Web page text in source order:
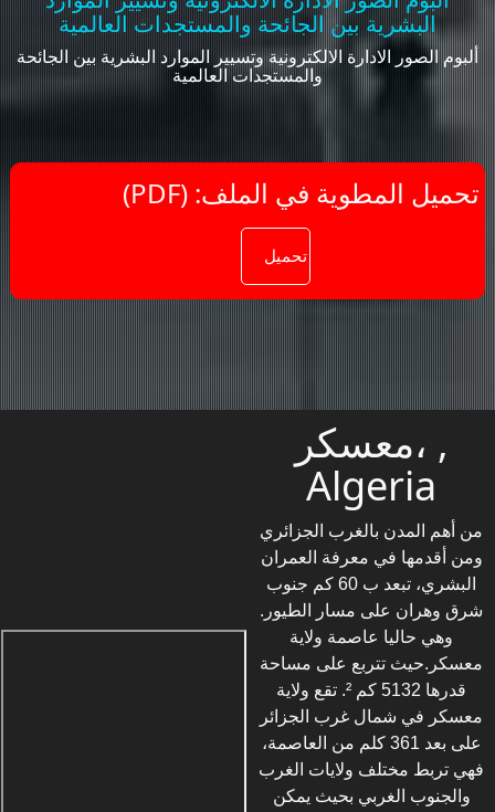
البشرية بين الجائحة والمستجدات العالمية
ألبوم الصور الادارة الالكترونية وتسيير الموارد البشرية بين الجائحة
والمستجدات العالمية
(PDF) :تحميل المطوية في الملف
معسكر، ,
Algeria
من أهم المدن بالغرب الجزائري
ومن أقدمها في معرفة العمران
البشري، تبعد ب 60 كم جنوب
شرق وهران على مسار الطيور.
وهي حاليا عاصمة ولاية
معسكر.حيث تتربع على مساحة
قدرها 5132 كم ². تقع ولاية
معسكر في شمال غرب الجزائر
على بعد 361 كلم من العاصمة،
فهي تربط مختلف ولايات الغرب
والجنوب الغربي بحيث يمكن